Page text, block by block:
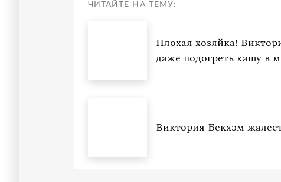
ЧИТАЙТЕ НА ТЕМУ:
Плохая хозяйка!
даже подогреть кашу в
Виктория Бекхэм